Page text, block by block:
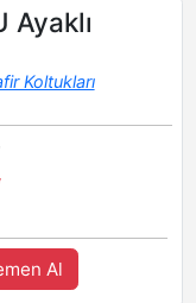
Ayaklı
Koltukları
Al